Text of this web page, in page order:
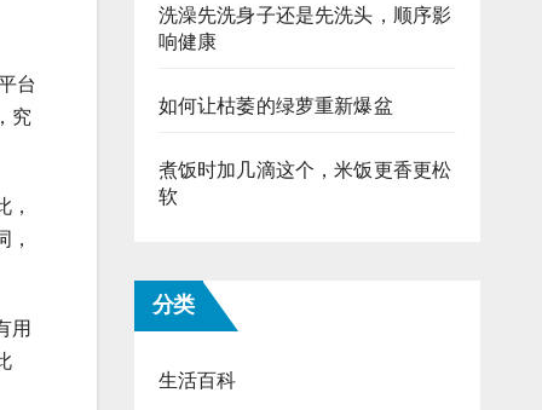
台
究
，
，
用
洗澡先洗身子还是先洗头，顺序影
响健康
如何让枯萎的绿萝重新爆盆
煮饭时加几滴这个，米饭更香更松
软
分类
生活百科